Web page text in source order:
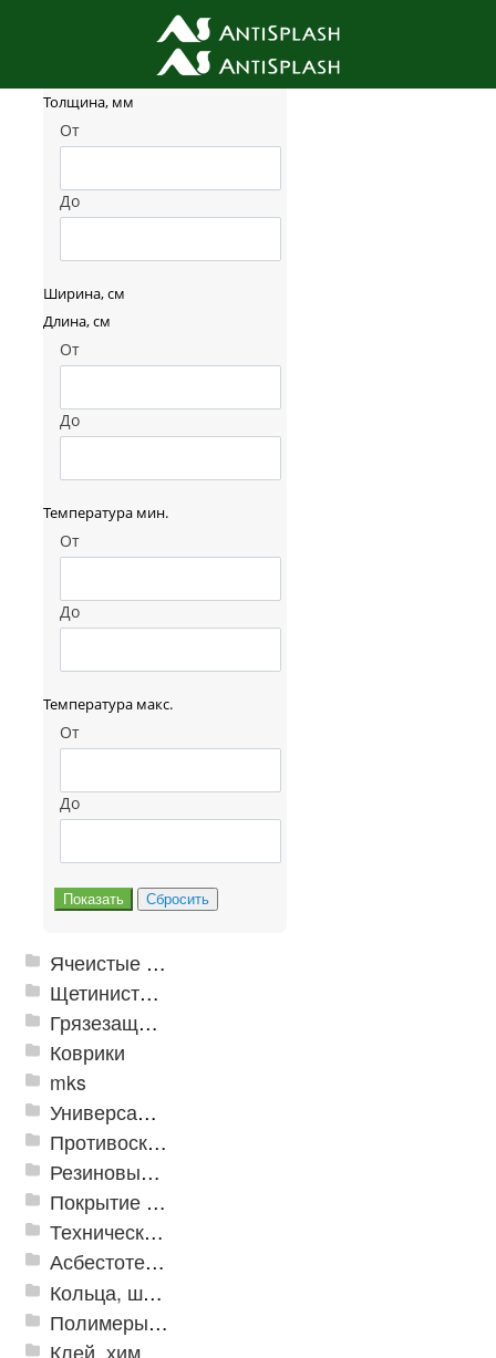
Фильтр товаров
Толщина, мм
От
До
Ширина, см
Длина, см
От
До
Температура мин.
От
До
Температура макс.
От
До
Ячеистые грязезащитные покрытия
Щетинистые покрытия
Грязезащитные, влаговпитывающие покрытия
Коврики
mks
Универсальные модульные покрытия
Противоскользящая защита для лестниц, профили, ленты
Резиновые и ПВХ дорожки
Покрытие из резиновой крошки
Техническая резина
Асбестотехнические и теплоизоляционные материалы
Кольца, шайбы, манжеты
Полимеры и пластики
Клей, химия, сопутствующие товары